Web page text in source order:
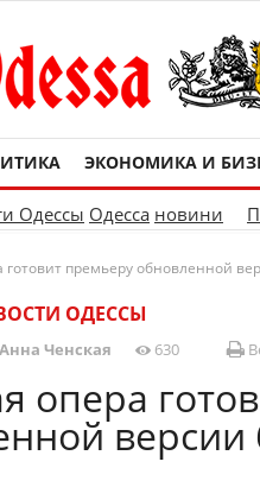
ЭКОНОМИКА И
Одессы Одесса новини
готовит премьеру обновленной
ОДЕССЫ
Анна Ченская 630
опера
версии